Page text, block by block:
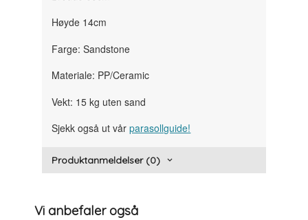
Høyde 14cm
Farge: Sandstone
Materiale: PP/Ceramic
Vekt: 15 kg uten sand
Sjekk også ut vårparasollguide!
Produktanmeldelser (0)
Vi anbefaler også